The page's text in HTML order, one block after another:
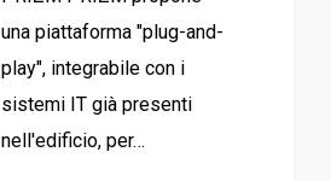
una piattaforma "plug-and-
play", integrabile con i
sistemi IT già presenti
nell'edificio, per…